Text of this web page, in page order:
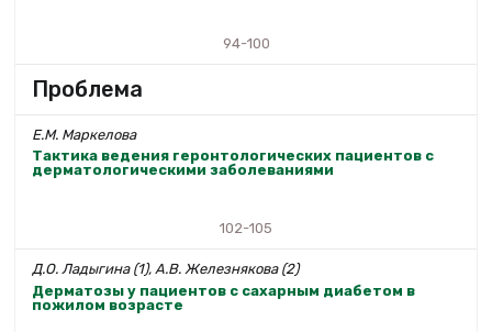
94-100
Проблема
Е.М. Маркелова
Тактика ведения геронтологических пациентов с
дерматологическими заболеваниями
102-105
Д.О. Ладыгина (1), А.В. Железнякова (2)
Дерматозы у пациентов с сахарным диабетом в
пожилом возрасте